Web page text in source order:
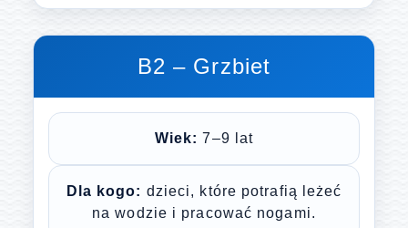
B2 – Grzbiet
Wiek: 7–9 lat
Dla kogo: dzieci, które potrafią leżeć
na wodzie i pracować nogami.